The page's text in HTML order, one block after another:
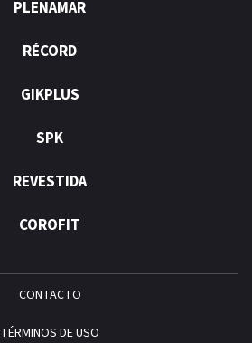
PLENAMAR
RÉCORD
GIKPLUS
SPK
REVESTIDA
COROFIT
CONTACTO
TÉRMINOS DE USO